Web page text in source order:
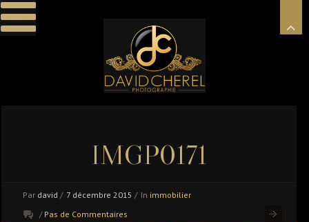
IMGP0171
Par david / 7 décembre 2015 / In immobilier
/ Pas de Commentaires